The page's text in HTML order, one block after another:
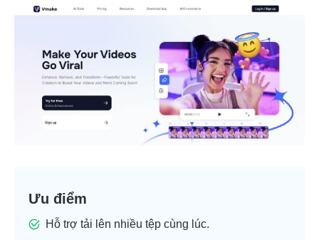
Ưu điểm
Hỗ trợ tải lên nhiều tệp cùng lúc.